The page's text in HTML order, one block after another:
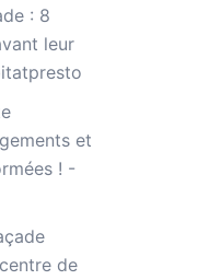
: 8
leur
et
! -
de